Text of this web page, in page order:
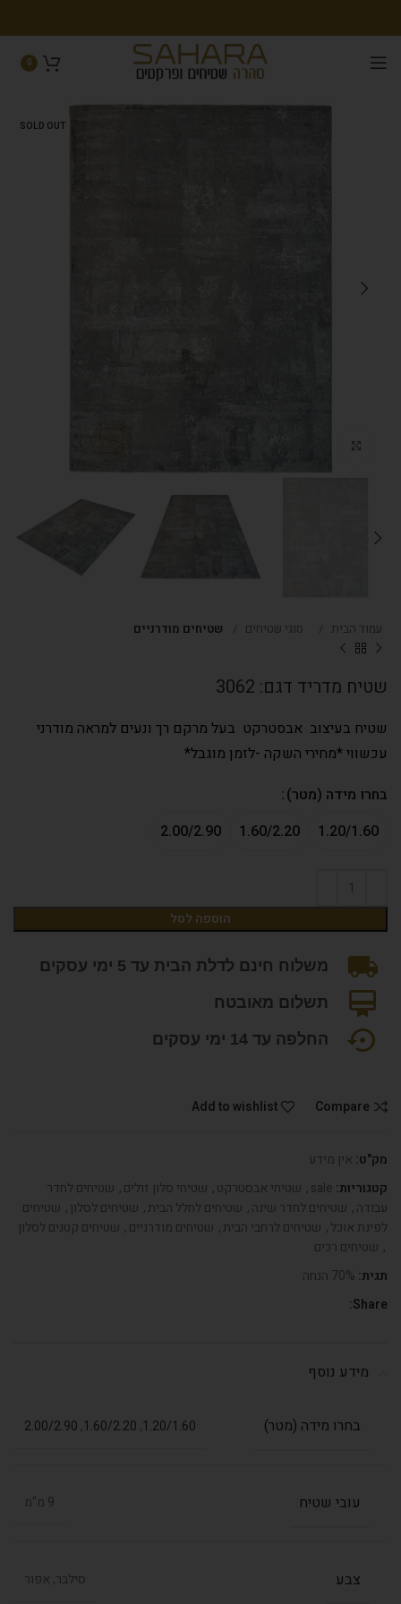
0
SOLD OUT
עמוד הבית סוגי שטיחים שטיחים מודרניים
שטיח מדריד דגם: 3062
שטיח בעיצוב אבסטרקט בעל מרקם רך ונעים למראה מודרני
עכשווי *מחירי השקה -לזמן מוגבל*
בחרו מידה (מטר)
1.20/1.60
1.60/2.20
2.00/2.90
הוספה לסל
משלוח חינם לדלת הבית עד 5 ימי עסקים
תשלום מאובטח
החלפה עד 14 ימי עסקים
Compare
Add to wishlist
מק"ט: אין מידע
קטגוריות: sale
, שטיחי אבסטרקט, שטיחי סלון זולים, שטיחים לחדר
עבודה, שטיחים לחדר שינה, שטיחים לחלל הבית, שטיחים לסלון, שטיחים
לפינת אוכל, שטיחים לרחבי הבית, שטיחים מודרניים, שטיחים קטנים לסלון
, שטיחים רכים
תגית: 70% הנחה
Share:
מידע נוסף
בחרו מידה (מטר) 1.20/1.60
,
1.60/2.20
,
2.00/2.90
עובי שטיח 9 מ"מ
צבע סילבר, אפור